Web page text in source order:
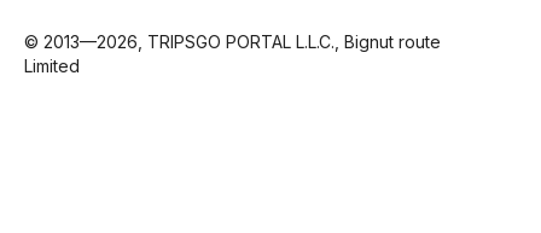
© 2013—2026, TRIPSGO PORTAL L.L.C., Bignut route
Limited